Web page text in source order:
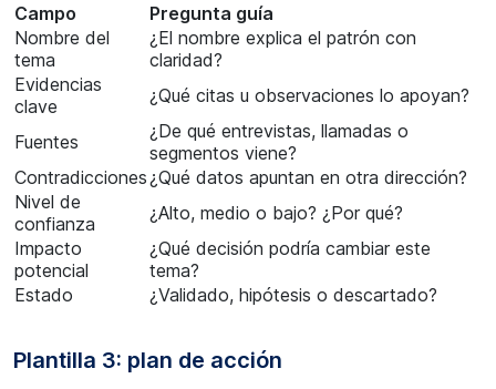
Campo
Pregunta guía
Nombre del
tema
¿El nombre explica el patrón con
claridad?
Evidencias
clave
¿Qué citas u observaciones lo apoyan?
Fuentes
¿De qué entrevistas, llamadas o
segmentos viene?
Contradicciones ¿Qué datos apuntan en otra dirección?
Nivel de
confianza
¿Alto, medio o bajo? ¿Por qué?
Impacto
potencial
¿Qué decisión podría cambiar este
tema?
Estado
¿Validado, hipótesis o descartado?
Plantilla 3: plan de acción